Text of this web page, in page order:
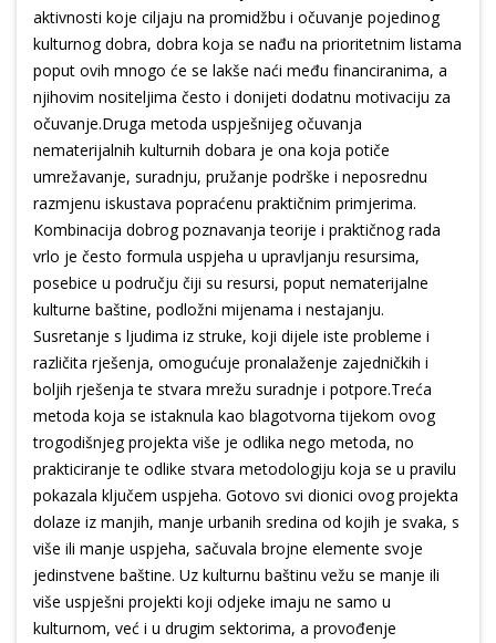
aktivnosti koje ciljaju na promidžbu i očuvanje pojedinog
kulturnog dobra, dobra koja se nađu na prioritetnim listama
poput ovih mnogo će se lakše naći među financiranima, a
njihovim nositeljima često i donijeti dodatnu motivaciju za
očuvanje.Druga metoda uspješnijeg očuvanja
nematerijalnih kulturnih dobara je ona koja potiče
umrežavanje, suradnju, pružanje podrške i neposrednu
razmjenu iskustava popraćenu praktičnim primjerima.
Kombinacija dobrog poznavanja teorije i praktičnog rada
vrlo je često formula uspjeha u upravljanju resursima,
posebice u području čiji su resursi, poput nematerijalne
kulturne baštine, podložni mijenama i nestajanju.
Susretanje s ljudima iz struke, koji dijele iste probleme i
različita rješenja, omogućuje pronalaženje zajedničkih i
boljih rješenja te stvara mrežu suradnje i potpore.Treća
metoda koja se istaknula kao blagotvorna tijekom ovog
trogodišnjeg projekta više je odlika nego metoda, no
prakticiranje te odlike stvara metodologiju koja se u pravilu
pokazala ključem uspjeha. Gotovo svi dionici ovog projekta
dolaze iz manjih, manje urbanih sredina od kojih je svaka, s
više ili manje uspjeha, sačuvala brojne elemente svoje
jedinstvene baštine. Uz kulturnu baštinu vežu se manje ili
više uspješni projekti koji odjeke imaju ne samo u
kulturnom, već i u drugim sektorima, a provođenje